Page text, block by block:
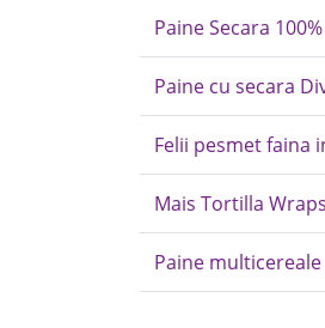
Paine Secara
Paine cu secara
Felii pesmet faina
Mais Tortilla
Paine